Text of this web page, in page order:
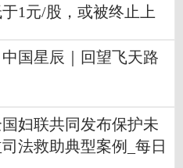
1元/股，或被终止上
国星辰｜回望飞天路
妇联共同发布保护未
法救助典型案例_每日